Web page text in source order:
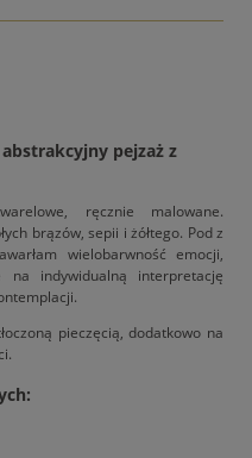
pejzaż z
ręcznie malowane.
brązów, sepii i żółtego. Pod z
wielobarwność emocji,
na indywidualną interpretację
pieczęcią, dodatkowo na